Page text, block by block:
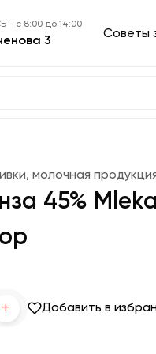
- с 8:00 до 14:00
3
Советы
молочная
45%
+ Добавить в